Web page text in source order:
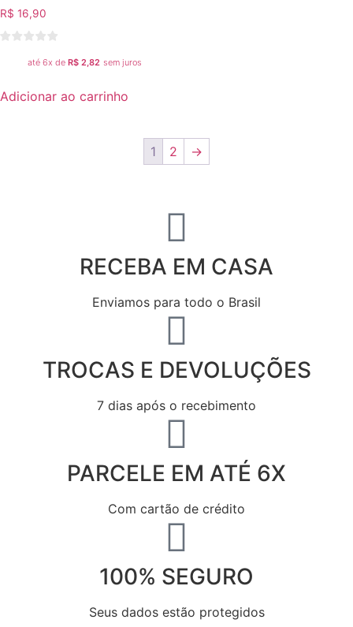
R$ 16,90
até 6x de R$2,82 sem juros
Adicionar ao carrinho
1 2 →
RECEBA EM CASA
Enviamos para todo o Brasil
TROCAS E DEVOLUÇÕES
7 dias após o recebimento
PARCELE EM ATÉ 6X
Com cartão de crédito
100% SEGURO
Seus dados estão protegidos